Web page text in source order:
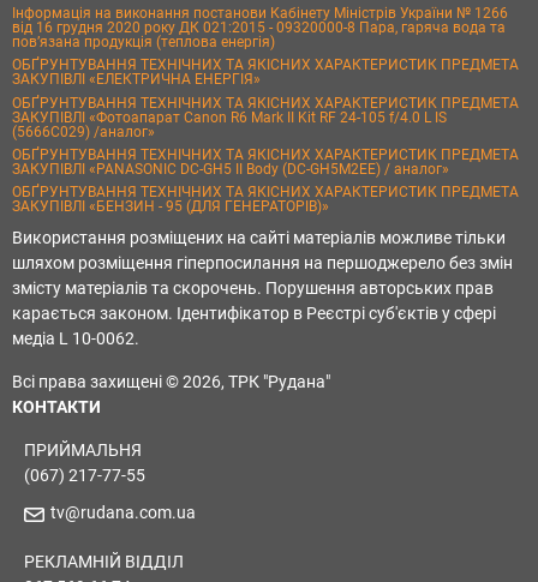
Інформація на виконання постанови Кабінету Міністрів України № 1266
від 16 грудня 2020 року ДК 021:2015 - 09320000-8 Пара, гаряча вода та
пов’язана продукція (теплова енергія)
ОБҐРУНТУВАННЯ ТЕХНІЧНИХ ТА ЯКІСНИХ ХАРАКТЕРИСТИК ПРЕДМЕТА
ЗАКУПІВЛІ «ЕЛЕКТРИЧНА ЕНЕРГІЯ»
ОБҐРУНТУВАННЯ ТЕХНІЧНИХ ТА ЯКІСНИХ ХАРАКТЕРИСТИК ПРЕДМЕТА
ЗАКУПІВЛІ «Фотоапарат Canon R6 Mark II Kit RF 24-105 f/4.0 L IS
(5666C029) /аналог»
ОБҐРУНТУВАННЯ ТЕХНІЧНИХ ТА ЯКІСНИХ ХАРАКТЕРИСТИК ПРЕДМЕТА
ЗАКУПІВЛІ «PANASONIC DC-GH5 II Body (DC-GH5M2EE) / аналог»
ОБҐРУНТУВАННЯ ТЕХНІЧНИХ ТА ЯКІСНИХ ХАРАКТЕРИСТИК ПРЕДМЕТА
ЗАКУПІВЛІ «БЕНЗИН - 95 (ДЛЯ ГЕНЕРАТОРІВ)»
Використання розміщених на сайті матеріалів можливе тільки
шляхом розміщення гіперпосилання на першоджерело без змін
змісту матеріалів та скорочень. Порушення авторських прав
карається законом. Ідентифікатор в Реєстрі суб'єктів у сфері
медіа L 10-0062.
Всі права захищені © 2026, ТРК "Рудана"
КОНТАКТИ
ПРИЙМАЛЬНЯ
(067) 217-77-55
tv@rudana.com.ua
РЕКЛАМНІЙ ВІДДІЛ